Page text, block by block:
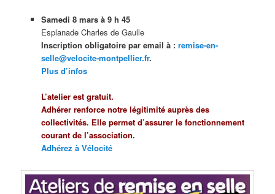
Samedi 8 mars à 9 h 45
Esplanade Charles de Gaulle
Inscription obligatoire par email à : remise-en-
selle@velocite-montpellier.fr.
Plus d’infos
L’atelier est gratuit.
Adhérer renforce notre légitimité auprès des
collectivités. Elle permet d’assurer le fonctionnement
courant de l’association.
Adhérez à Vélocité